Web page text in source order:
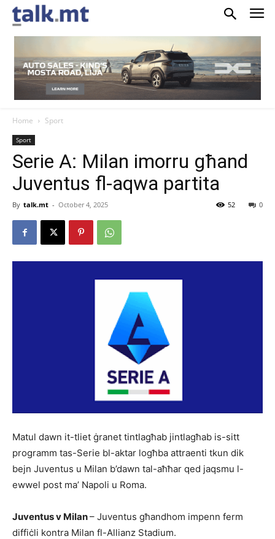
Home Sport
Sport
Serie A: Milan imorru għand
Juventus fl-aqwa partita
By talk.mt - October 4, 2025 0
52
Matul dawn it-tliet ġra­net tintlagħab jintlagħab is-sitt
programm tas-Serie bl-aktar logħba attraenti tkun dik
bejn Juventus u Milan b’dawn tal-aħħar qed jaqsmu l-
ewwel post ma’ Napoli u Roma.
Juventus v Milan– Juventus għandhom impenn ferm
diffiċli kontra Milan fl-Al­lianz Stadium.